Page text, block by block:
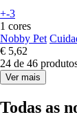
+-3
1 cores
Nobby Pet
€ 5,62
24 de 46
Ver mais
Todas as